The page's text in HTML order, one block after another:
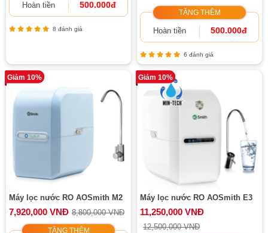
Hoàn tiền 500.000đ
8 đánh giá
TẶNG THÊM
Hoàn tiền 500.000đ
6 đánh giá
Giảm 10%
Máy lọc nước RO AOSmith M2
7,920,000 VNĐ 8,800,000 VNĐ
TẶNG THÊM
Giảm 10%
Máy lọc nước RO AOSmith E3
11,250,000 VNĐ
12,500,000 VNĐ